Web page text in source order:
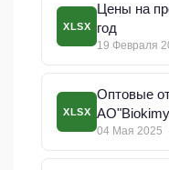
XLSX
Цены на
год
19 Февраля
XLSX
Оптовые
04 Мая 2025